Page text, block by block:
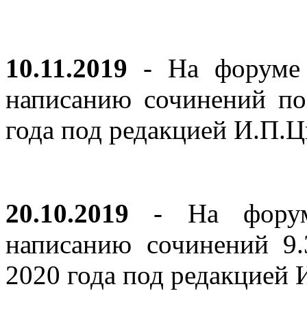
10.11.2019 - На форуме
написанию сочинений
года под редакцией
20.10.2019 - На
написанию сочинений
2020 года под